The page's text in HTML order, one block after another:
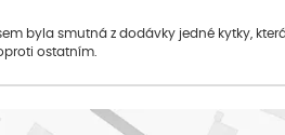
byla smutná z dodávky jedné kytky,
ostatním.